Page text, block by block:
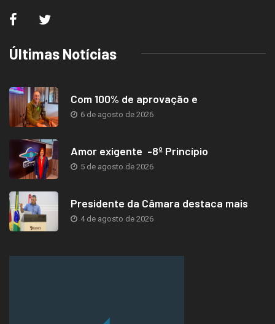
Últimas Notícias
Com 100% de aprovação e
6 de agosto de 2026
Amor exigente -8º Princípio
5 de agosto de 2026
Presidente da Câmara destaca mais
4 de agosto de 2026